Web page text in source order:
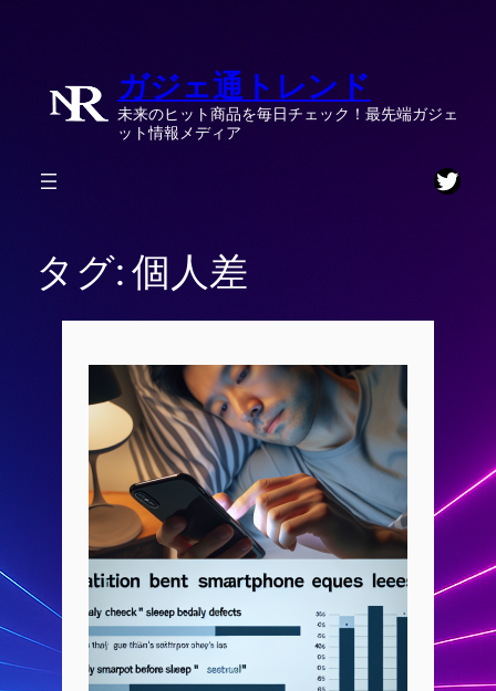
ガジェ通トレンド
未来のヒット商品を毎日チェック！最先端ガジェ
ット情報メディア
タグ:個人差